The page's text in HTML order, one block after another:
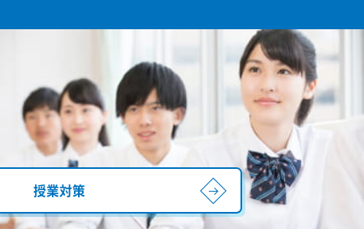
授業対策